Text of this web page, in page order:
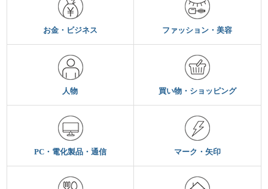
お金・ビジネス ファッション・美容
人物 買い物・ショッピング
PC・電化製品・通信 マーク・矢印